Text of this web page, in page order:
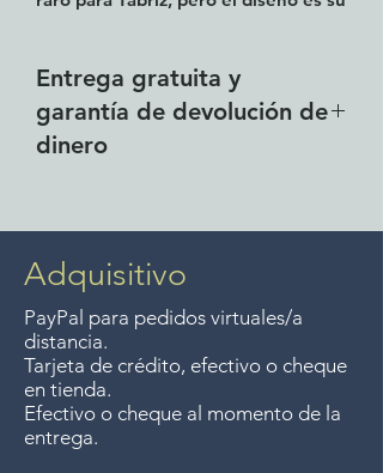
cada extremo del medallón. Los
cambios en las tonalidades de rojo
en el campo central se denominan
antes del control de calidad sobre el
Entrega gratuita y
garantía de devolución de
dinero
metropolitano zona de
Guadalajara y Lago de
Chapala. Satisfacción
garantizada con una política de
devolución de dinero de 7 días.
La conversión a pesos se
realizará el día de la compra
según el tipo de cambio del día.
Adquisitivo
PayPal para pedidos virtuales/a
distancia.
Tarjeta de crédito, efectivo o cheque
en tienda.
Efectivo o cheque al momento de la
entrega.